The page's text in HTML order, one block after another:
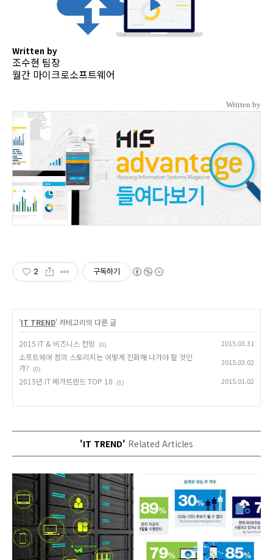
Written by
조수현 팀장
월간 마이크로소프트웨어
Written by
2 구독하기
'IT TREND' 카테고리의 다른 글
2015 IT & 비즈니스 전망 (0) 2015.03.31
소프트웨어 정의 스토리지는 어떻게 진화해 나가야 할 것인
가?
(0)
2015.03.02
2015년 IT 메가트렌드 TOP 10 (1) 2015.01.02
'IT TREND' Related Articles